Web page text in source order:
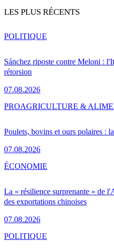
LES PLUS RÉCENTS
Sánchez riposte contre Meloni :
rétorsion
07.08.2026
POLITIQUE
Poulets, bovins et ours polaires :
07.08.2026
PROAGRICULTURE &
La « résilience surprenante » de
des exportations chinoises
07.08.2026
ÉCONOMIE
POLITIQUE